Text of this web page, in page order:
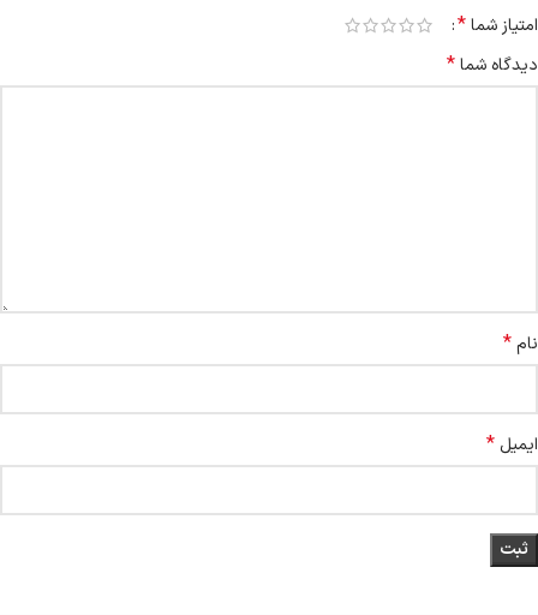
امتیاز شما*
دیدگاه شما*
نام*
ایمیل *